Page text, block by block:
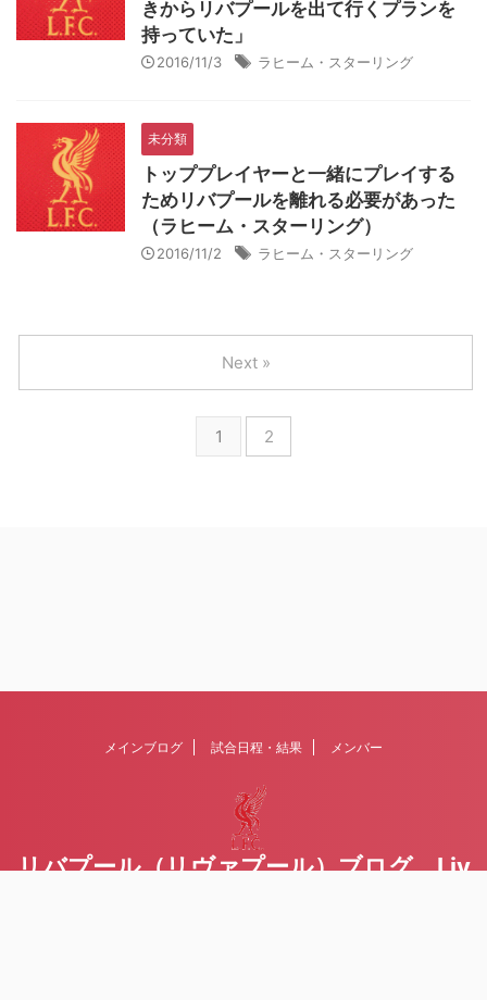
きからリバプールを出て行くプランを
持っていた」
2016/11/3 ラヒーム・スターリング
未分類
トッププレイヤーと一緒にプレイする
ためリバプールを離れる必要があった
（ラヒーム・スターリング）
2016/11/2 ラヒーム・スターリング
1 2
Next »
メインブログ 試合日程・結果 メンバー
リバプール（リヴァプール）ブログ Liv